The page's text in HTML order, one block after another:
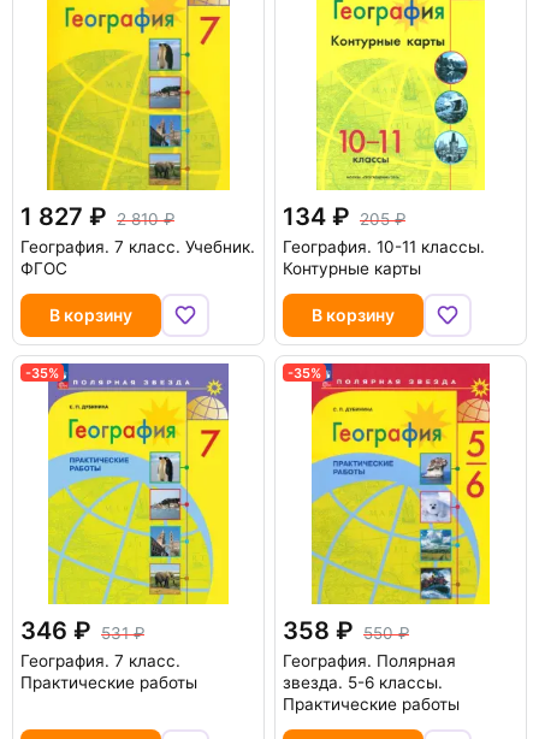
1 827
2 810
География. 7 класс. Учебник.
ФГОС
В корзину
134
205
География. 10-11 классы.
Контурные карты
В корзину
-35%
346
531
География. 7 класс.
Практические работы
-35%
358
550
География. Полярная
звезда. 5-6 классы.
Практические работы